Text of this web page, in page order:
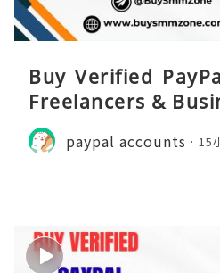
Buy Verified
Freelancers &
paypal accounts 15